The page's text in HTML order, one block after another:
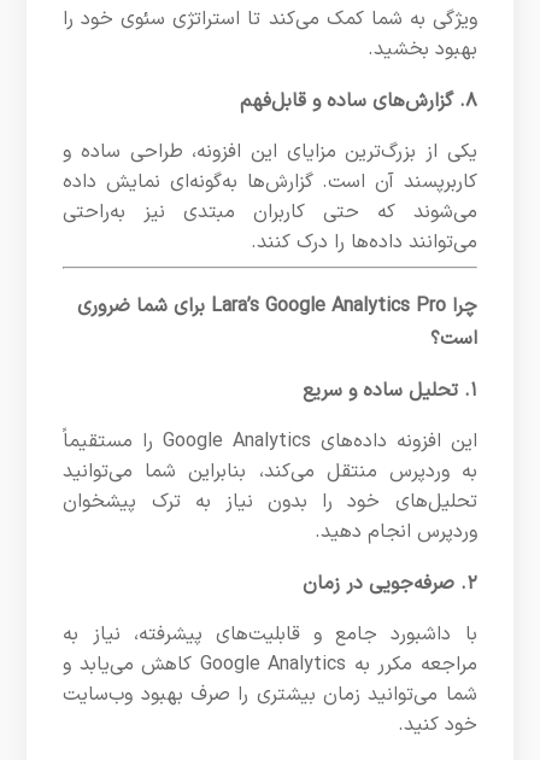
ویژگی به شما کمک می‌کند تا استراتژی سئوی خود را
بهبود بخشید.
۸. گزارش‌های ساده و قابل‌فهم
یکی از بزرگ‌ترین مزایای این افزونه، طراحی ساده و
کاربرپسند آن است. گزارش‌ها به‌گونه‌ای نمایش داده
می‌شوند که حتی کاربران مبتدی نیز به‌راحتی
می‌توانند داده‌ها را درک کنند.
چرا Lara’s Google Analytics Pro برای شما ضروری
است؟
۱. تحلیل ساده و سریع
این افزونه داده‌های Google Analytics را مستقیماً
به وردپرس منتقل می‌کند، بنابراین شما می‌توانید
تحلیل‌های خود را بدون نیاز به ترک پیشخوان
وردپرس انجام دهید.
۲. صرفه‌جویی در زمان
با داشبورد جامع و قابلیت‌های پیشرفته، نیاز به
مراجعه مکرر به Google Analytics کاهش می‌یابد و
شما می‌توانید زمان بیشتری را صرف بهبود وب‌سایت
خود کنید.